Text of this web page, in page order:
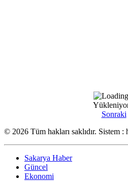
Sonraki
© 2026 Tüm hakları saklıdır. Sistem
Sakarya Haber
Güncel
Ekonomi